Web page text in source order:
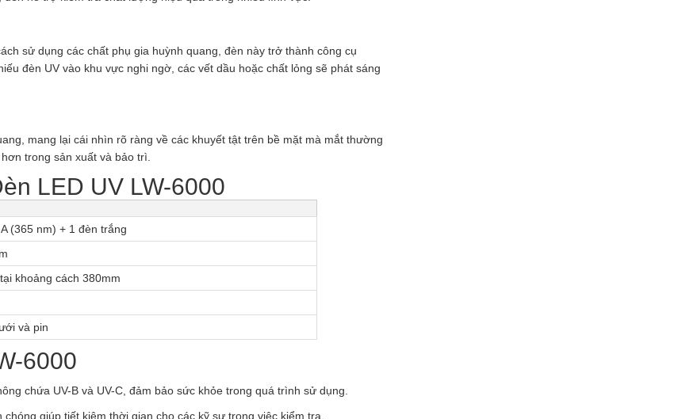
sử dụng các chất phụ gia huỳnh quang, đèn này trở thành công cụ
đèn UV vào khu vực nghi ngờ, các vết dầu hoặc chất lỏng sẽ phát sáng
mang lại cái nhìn rõ ràng về các khuyết tật trên bề mặt mà mắt thường
trong sản xuất và bảo trì.
LED UV LW-6000
(365 nm) + 1 đèn trắng
khoảng cách 380mm
và pin
6000
chứa UV-B và UV-C, đảm bảo sức khỏe trong quá trình sử dụng.
giúp tiết kiệm thời gian cho các kỹ sư trong việc kiểm tra.